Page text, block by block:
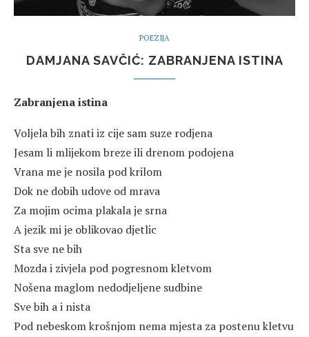
POEZIJA
DAMJANA SAVČIĆ: ZABRANJENA ISTINA
Zabranjena istina
Voljela bih znati iz cije sam suze rodjena
Jesam li mlijekom breze ili drenom podojena
Vrana me je nosila pod krilom
Dok ne dobih udove od mrava
Za mojim ocima plakala je srna
A jezik mi je oblikovao djetlic
Sta sve ne bih
Mozda i zivjela pod pogresnom kletvom
Nošena maglom nedodjeljene sudbine
Sve bih a i nista
Pod nebeskom krošnjom nema mjesta za postenu kletvu